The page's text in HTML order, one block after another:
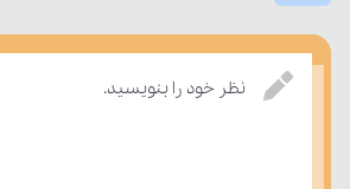
نظر خود را بنویسید.